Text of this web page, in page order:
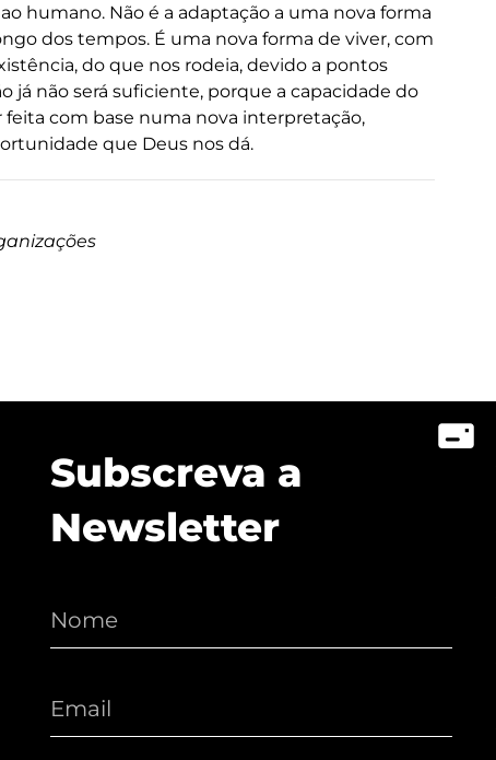
humano. Não é a adaptação a uma nova forma
dos tempos. É uma nova forma de viver, com
do que nos rodeia, devido a pontos
não será suficiente, porque a capacidade do
com base numa nova interpretação,
que Deus nos dá.
Subscreva a
Newsletter